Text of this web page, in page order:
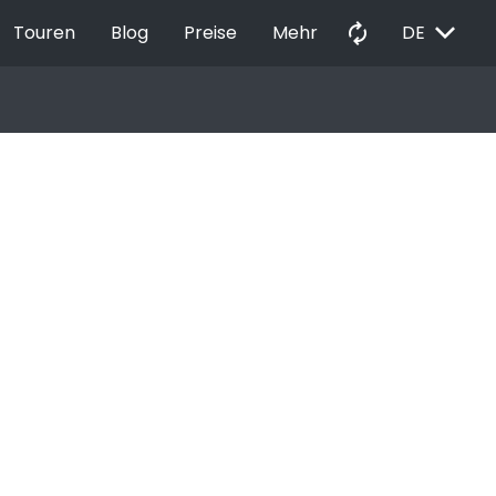
Touren Blog Preise Mehr autorenew DE EXPAND_MORE